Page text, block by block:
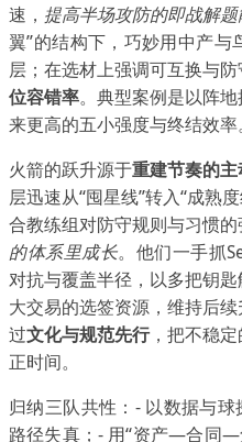
速， 提高半场攻防的即战解
翼”的结构下，巧妙用中产
层；在选材上强调可互换与
位容错率。典型案例是以阵
来更高的五小强度与终结效率。
火箭的跃升源于重建节奏的
层迅速从“囤星线”转入“成熟
合教练组对防守规则与习惯的
的体系里成长。他们一手抓
对抗与覆盖半径，以多把钥
大交易的选签资源，维持后
过文化与规范先行，把不稳
正时间。
归纳三队共性：- 以数据与
路径失真；- 用“资产—合同—